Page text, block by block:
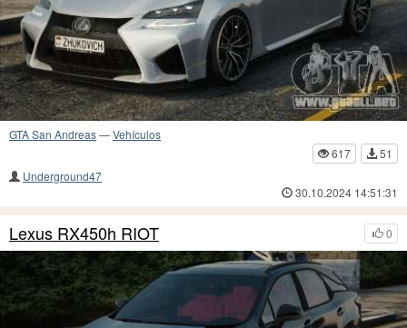
GTA San Andreas—Vehículos
617
51
Underground47
30.10.2024 14:51:31
0
Lexus RX450h RIOT